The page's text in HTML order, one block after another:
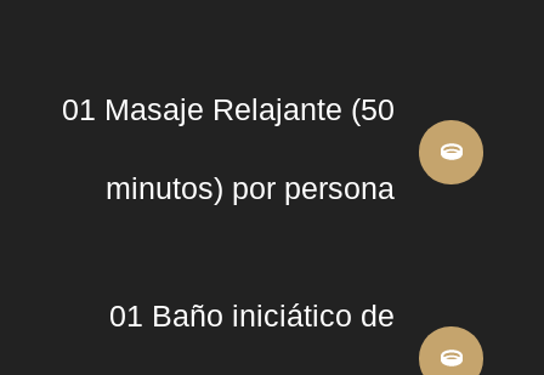
01 Masaje Relajante (50
minutos) por persona
01 Baño iniciático de